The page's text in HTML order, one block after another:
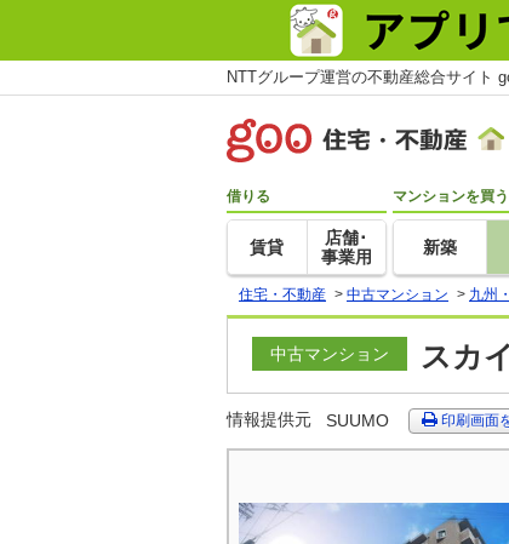
NTTグループ運営の不動産総合サイト
借りる
賃貸
店舗･
事業用
マンションを買う
新築
住宅・不動産 > 中古マンション > 九州
中古マンション スカ
情報提供元 SUUMO 印刷画面